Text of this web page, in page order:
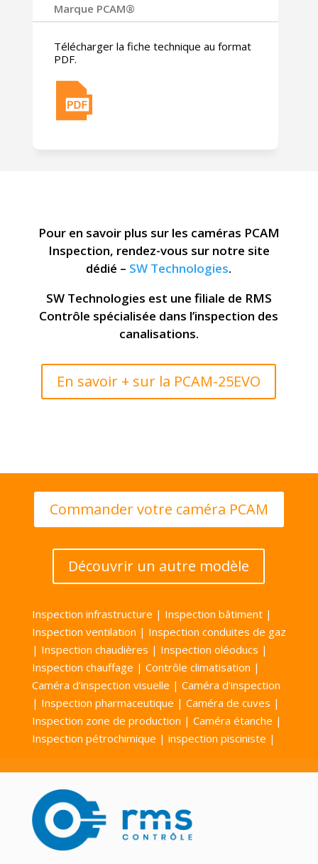
Marque PCAM®
Télécharger la fiche technique au format
PDF.
Pour en savoir plus sur les caméras PCAM
Inspection, rendez-vous sur notre site
dédié – SW Technologies.
SW Technologies est une filiale de RMS
Contrôle spécialisée dans l’inspection des
canalisations.
En savoir + sur la PCAM-25EVO
Commander votre caméra PCAM
Découvrir un autre modèle
Inspection infrastructure | Inspection bâtiment |
Inspection ventilation | Inspection conduites de gaz
| Inspection chaudières | Inspection oléoducs |
Inspection chauffage | Contrôle climatisation |
Caméra d’inspection visuelle | Caméra d’inspection
| Inspection pharmaceutique | Caméra de cuves |
Inspection zone de production | Caméra étanche |
Inspection pétrochimique | inspection pisciniste |